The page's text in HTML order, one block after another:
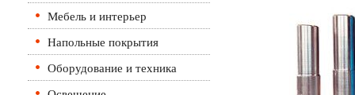
Мебель и интерьер
Напольные покрытия
Оборудование и техника